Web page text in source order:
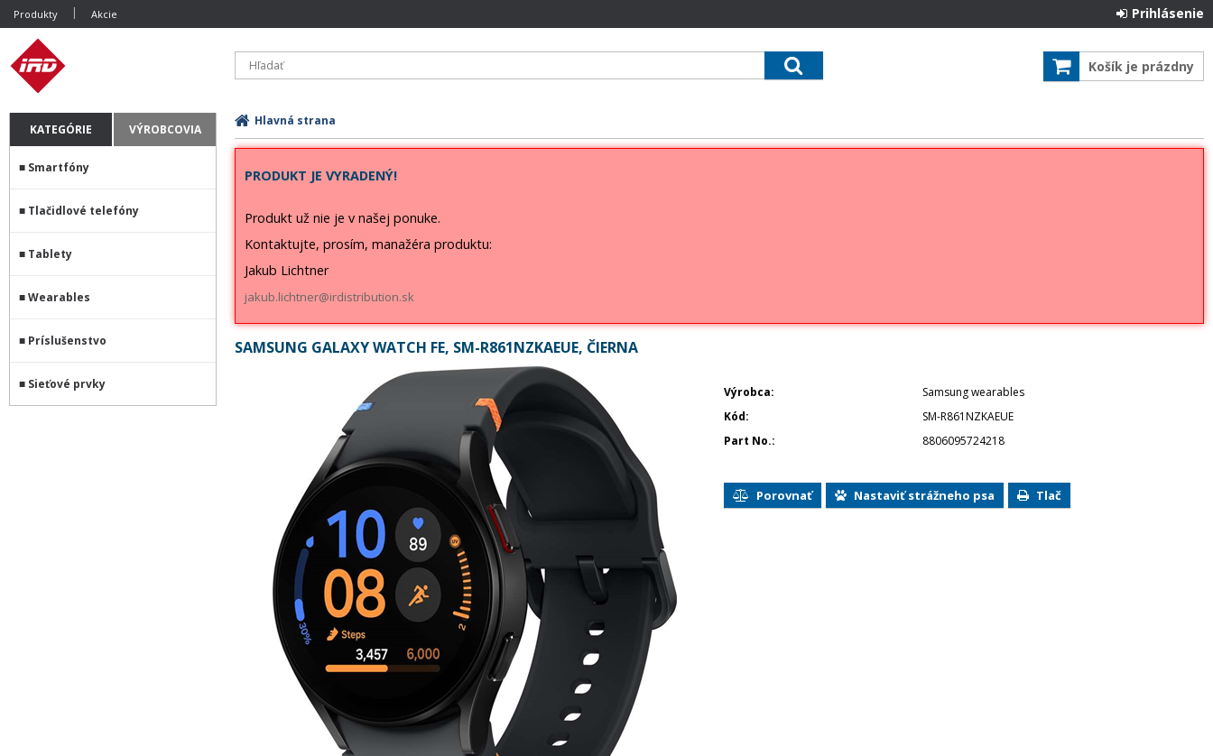
Produkty Akcie Prihlásenie
Košík je prázdny
KATEGÓRIE VÝROBCOVIA
Smartfóny
Tlačidlové telefóny
Tablety
Wearables
Príslušenstvo
Sieťové prvky
Hlavná strana
PRODUKT JE VYRADENÝ!
Produkt už nie je v našej ponuke.
Kontaktujte, prosím, manažéra produktu:
Jakub Lichtner
jakub.lichtner@irdistribution.sk
SAMSUNG GALAXY WATCH FE, SM-R861NZKAEUE, ČIERNA
Výrobca
Samsung wearables
Kód
SM-R861NZKAEUE
Part No.
8806095724218
Porovnať Nastaviť strážneho psa Tlač